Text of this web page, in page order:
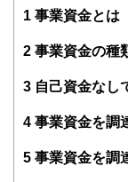
1 事業資金とは
2 事業資金の種
3 自己資金なし
4 事業資金を調
5 事業資金を調